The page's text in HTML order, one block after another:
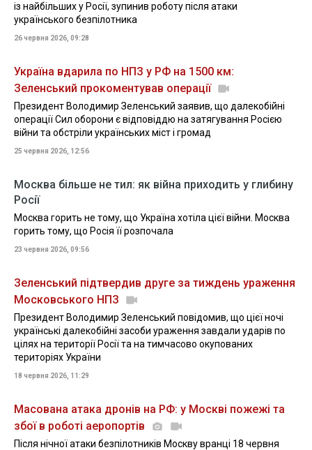
із найбільших у Росії, зупинив роботу після атаки
українського безпілотника
26 червня 2026, 09:28
Україна вдарила по НПЗ у РФ на 1500 км:
Зеленський прокоментував операції
Президент Володимир Зеленський заявив, що далекобійні
операції Сил оборони є відповіддю на затягування Росією
війни та обстріли українських міст і громад
25 червня 2026, 12:56
Москва більше не тил: як війна приходить у глибину
Росії
Москва горить не тому, що Україна хотіла цієї війни. Москва
горить тому, що Росія її розпочала
23 червня 2026, 09:56
Зеленський підтвердив друге за тиждень ураження
Московського НПЗ
Президент Володимир Зеленський повідомив, що цієї ночі
українські далекобійні засоби ураження завдали ударів по
цілях на території Росії та на тимчасово окупованих
територіях України
18 червня 2026, 11:29
Масована атака дронів на РФ: у Москві пожежі та
збої в роботі аеропортів
Після нічної атаки безпілотників Москву вранці 18 червня